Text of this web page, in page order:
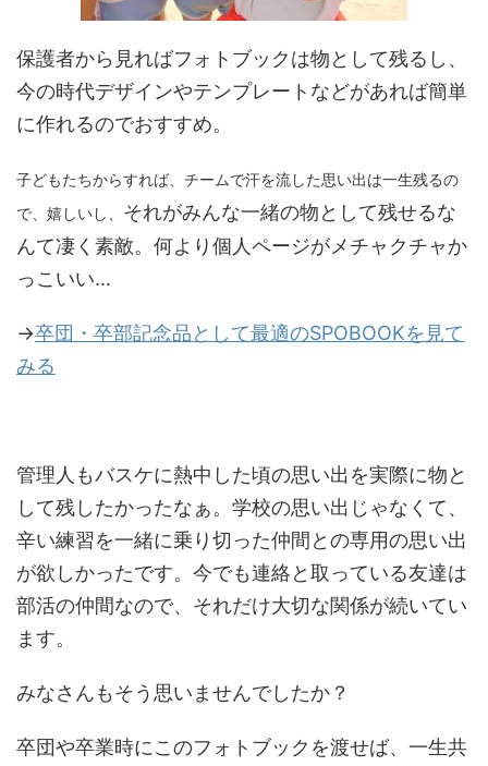
保護者から見ればフォトブックは物として残るし、
今の時代デザインやテンプレートなどがあれば簡単
に作れるのでおすすめ。
子どもたちからすれば、チームで汗を流した思い出は一生残るの
で、嬉しいし、 それがみんな一緒の物として残せるな
んて凄く素敵。何より個人ページがメチャクチャか
っこいい…
→卒団・卒部記念品として最適のSPOBOOKを見て
みる
管理人もバスケに熱中した頃の思い出を実際に物と
して残したかったなぁ。学校の思い出じゃなくて、
辛い練習を一緒に乗り切った仲間との専用の思い出
が欲しかったです。今でも連絡と取っている友達は
部活の仲間なので、それだけ大切な関係が続いてい
ます。
みなさんもそう思いませんでしたか？
卒団や卒業時にこのフォトブックを渡せば、一生共